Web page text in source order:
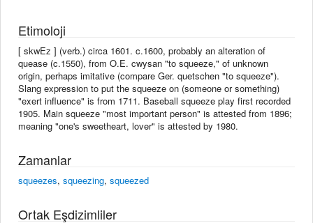
Etimoloji
[ skwEz ] (verb.) circa 1601. c.1600, probably an alteration of
quease (c.1550), from O.E. cwysan "to squeeze," of unknown
origin, perhaps imitative (compare Ger. quetschen "to squeeze").
Slang expression to put the squeeze on (someone or something)
"exert influence" is from 1711. Baseball squeeze play first recorded
1905. Main squeeze "most important person" is attested from 1896;
meaning "one's sweetheart, lover" is attested by 1980.
Zamanlar
squeezes, squeezing, squeezed
Ortak Eşdizimliler